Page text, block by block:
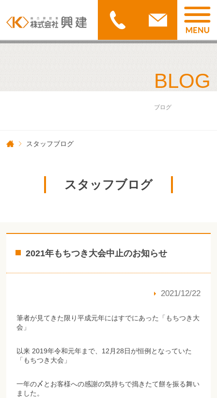
BLOG
ブログ
スタッフブログ
スタッフブログ
2021年もちつき大会中止のお知らせ
2021/12/22
筆者が見てきた限り平成元年にはすでにあった「もちつき大
会」
以来 2019年令和元年まで、12月28日が恒例となっていた
「もちつき大会」
一年の〆とお客様への感謝の気持ちで搗きたて餅を振る舞い
ました。